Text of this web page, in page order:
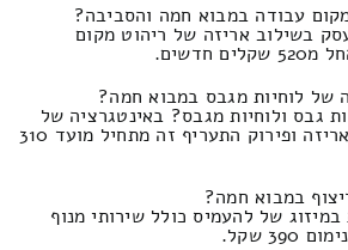
עבודה במבוא חמה והסביבה?
בשילוב אריזה של ריהוט מקום
חדשים.
של לוחיות מגבס במבוא חמה?
גבס ולוחיות מגבס? באינטגרציה של
הרמה על-גבי משטח ואריזה ופירוק התעריף זה מתחיל מועד 310
במבוא חמה?
של להעמיס כולל שירותי מנוף
שקל.